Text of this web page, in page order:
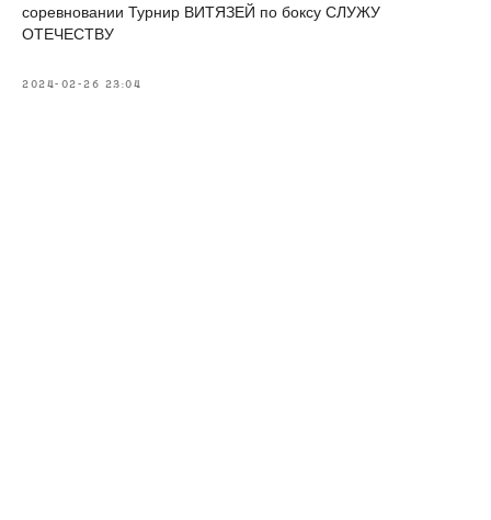
соревновании Турнир ВИТЯЗЕЙ по боксу СЛУЖУ
ОТЕЧЕСТВУ
2024-02-26 23:04